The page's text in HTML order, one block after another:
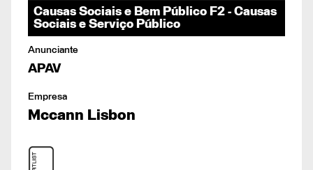
Causas Sociais e Bem Público F2 - Causas
Sociais e Serviço Público
Anunciante
APAV
Empresa
Mccann Lisbon